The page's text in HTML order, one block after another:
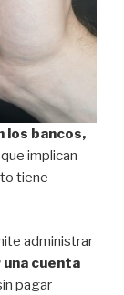
los bancos,
implican
tiene
administrar
una cuenta
pagar